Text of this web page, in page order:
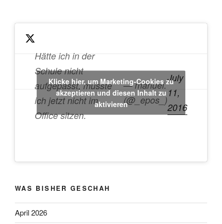
Hätte ich in der
Schule nicht
aufgepasst, müsste
ich jetzt nicht im
Office sitzen.
— manuel.
(@_epos_)
July
11,
2016
Klicke hier, um Marketing-Cookies zu
akzeptieren und diesen Inhalt zu
aktivieren
WAS BISHER GESCHAH
April 2026